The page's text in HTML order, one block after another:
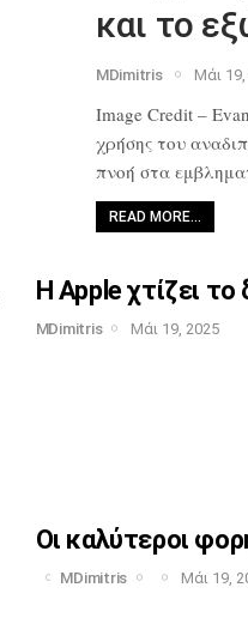
και το
MDimitris Μάι
Image Credit –
χρήσης του
πνοή στα
READ MORE…
Η Apple χτίζει το
MDimitris Μάι 19, 2025
Οι καλύτεροι
MDimitris Μάι 19,